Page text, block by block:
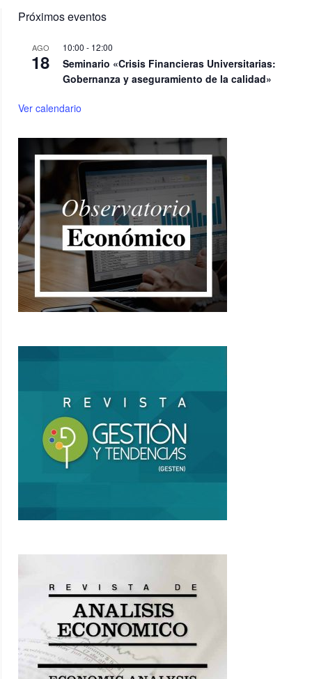
Próximos eventos
AGO
18
10:00 - 12:00
Seminario «Crisis Financieras Universitarias:
Gobernanza y aseguramiento de la calidad»
Ver calendario